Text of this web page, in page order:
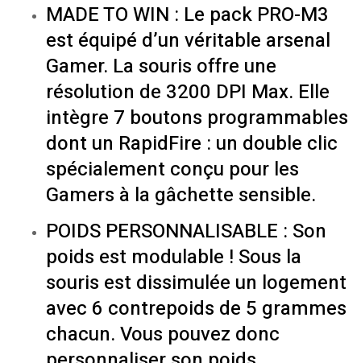
MADE TO WIN : Le pack PRO-M3
est équipé d’un véritable arsenal
Gamer. La souris offre une
résolution de 3200 DPI Max. Elle
intègre 7 boutons programmables
dont un RapidFire : un double clic
spécialement conçu pour les
Gamers à la gâchette sensible.
POIDS PERSONNALISABLE : Son
poids est modulable ! Sous la
souris est dissimulée un logement
avec 6 contrepoids de 5 grammes
chacun. Vous pouvez donc